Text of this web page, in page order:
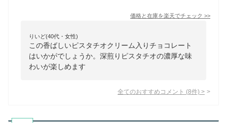
価格と在庫を楽天でチェック >>
りいど(40代・女性)
この香ばしいピスタチオクリーム入りチョコレート
はいかがでしょうか。深煎りピスタチオの濃厚な味
わいが楽しめます
全てのおすすめコメント (8件) >